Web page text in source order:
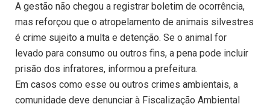
A gestão não chegou a registrar boletim de ocorrência,
mas reforçou que o atropelamento de animais silvestres
é crime sujeito a multa e detenção. Se o animal for
levado para consumo ou outros fins, a pena pode incluir
prisão dos infratores, informou a prefeitura.
Em casos como esse ou outros crimes ambientais, a
comunidade deve denunciar à Fiscalização Ambiental